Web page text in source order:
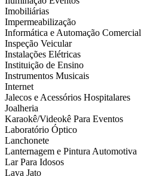
Imobiliárias
Impermeabilização
Informática e Automação Comercial
Inspeção Veicular
Instalações Elétricas
Instituição de Ensino
Instrumentos Musicais
Internet
Jalecos e Acessórios Hospitalares
Joalheria
Karaokê/Videokê Para Eventos
Laboratório Óptico
Lanchonete
Lanternagem e Pintura Automotiva
Lar Para Idosos
Lava Jato